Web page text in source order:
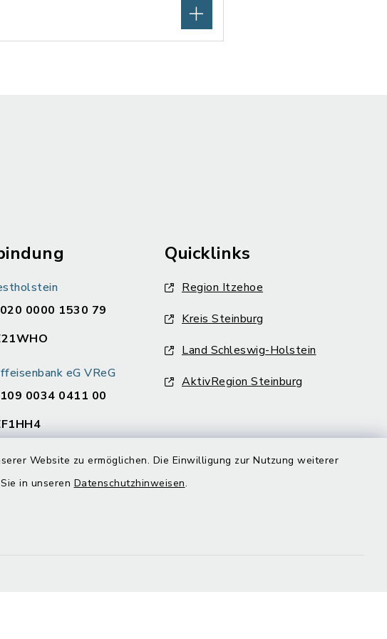
Website zu ermöglichen. Die Einwilligung zur Nutzung weiterer
in unseren Datenschutzhinweisen.
0000 1530 79
eG VReG
0034 0411 00
Quicklinks
Region Itzehoe
Kreis Steinburg
Land Schleswig-Holstein
AktivRegion Steinburg